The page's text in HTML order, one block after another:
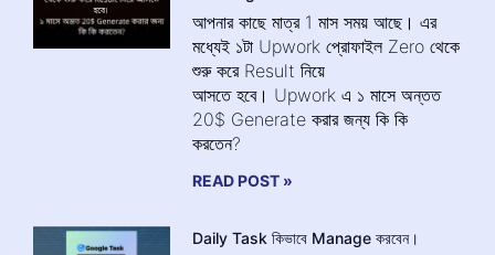
আপনার কাছে মাত্র 1 মাস সময় আছে। এর
মধ্যেই ১টা Upwork প্রোফাইল Zero থেকে
শুরু করে Result নিয়ে
আসতে হবে। Upwork এ ১ মাসে অন্তত
20$ Generate করার জন্য কি কি
করতেন?
READ POST »
Daily Task কিভাবে Manage করবেন।